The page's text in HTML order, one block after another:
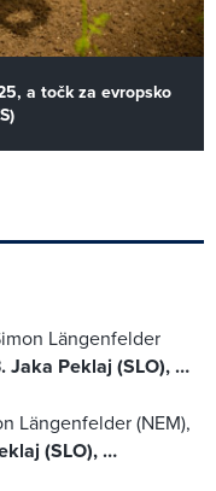
a točk za evropsko
Längenfelder
Jaka Peklaj (SLO), …
Längenfelder (NEM),
(SLO), …